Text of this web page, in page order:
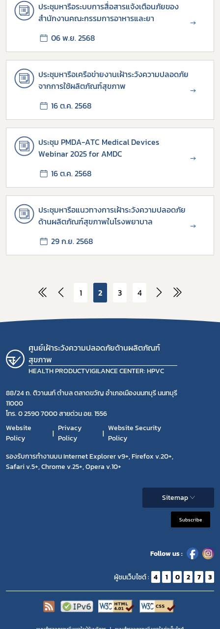
ประชุมหารือระบบการสื่อสารแจ้งเตือนภัยของ
สำนักงานคณะกรรมการอาหารและยา
06 พ.ย. 2568
→
ประชุมหารือเครือข่ายงานเฝ้าระวังความปลอดภัย
จากการใช้ผลิตภัณฑ์สุขภาพ
16 ต.ค. 2568
→
ประชุม PMDA-ATC Medical Devices
Webinar 2025 for AMDC
16 ต.ค. 2568
→
ประชุมหารือแนวทางการเฝ้าระวังความปลอดภัย
ด้านผลิตภัณฑ์สุขภาพในโรงพยาบาล
29 ก.ย. 2568
→
1 2 3 4
ศูนย์เฝ้าระวังความปลอดภัยด้านผลิตภัณฑ์
สุขภาพ
HEALTH PRODUCTVIGILANCE CENTER: HPVC
88/24 ถ. ติวานนท์ ตำบล ตลาดขวัญ อำเภอเมืองนนทบุรี นนทบุรี
11000
โทร. 0 2590 7000 สายด่วน อย. 1556
Website
Policy
Privacy
Policy
Website Security
Policy
รองรับการทำงานบน Internet Explorer v9+, Firefox v.20+,
Safari v.5+, Chrome v.25+, Opera v.10+
Sitemap
Subscribe
Follow us :
ผู้ชมเว็บไซต์ : 4 1 0 2 7 3